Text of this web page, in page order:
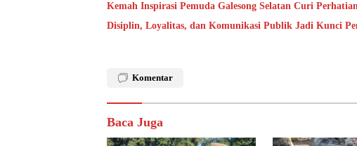
Kemah Inspirasi Pemuda Galesong Selatan Curi
Disiplin, Loyalitas, dan Komunikasi Publik Jadi Kunci
Komentar
Baca Juga